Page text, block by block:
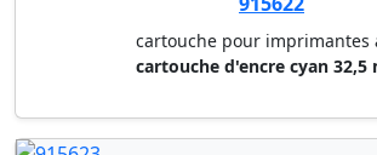
917725
cartouche pour imprimantes